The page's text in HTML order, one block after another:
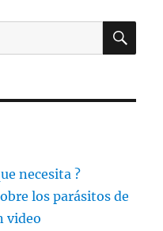
necesita ?
los parásitos de
video